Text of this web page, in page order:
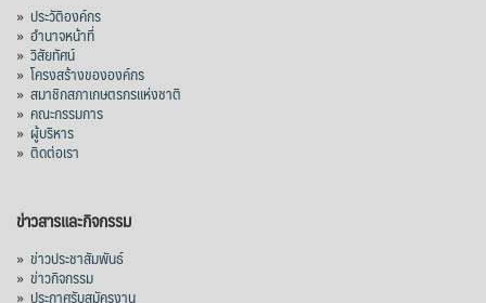
» ประวัติองค์กร
» อำนาจหน้าที่
» วิสัยทัศน์
» โครงสร้างขององค์กร
» สมาชิกสภาเกษตรกรแห่งชาติ
» คณะกรรมการ
» ผู้บริหาร
» ติดต่อเรา
ข่าวสารและกิจกรรม
» ข่าวประชาสัมพันธ์
» ข่าวกิจกรรม
» ประกาศรับสมัครงาน